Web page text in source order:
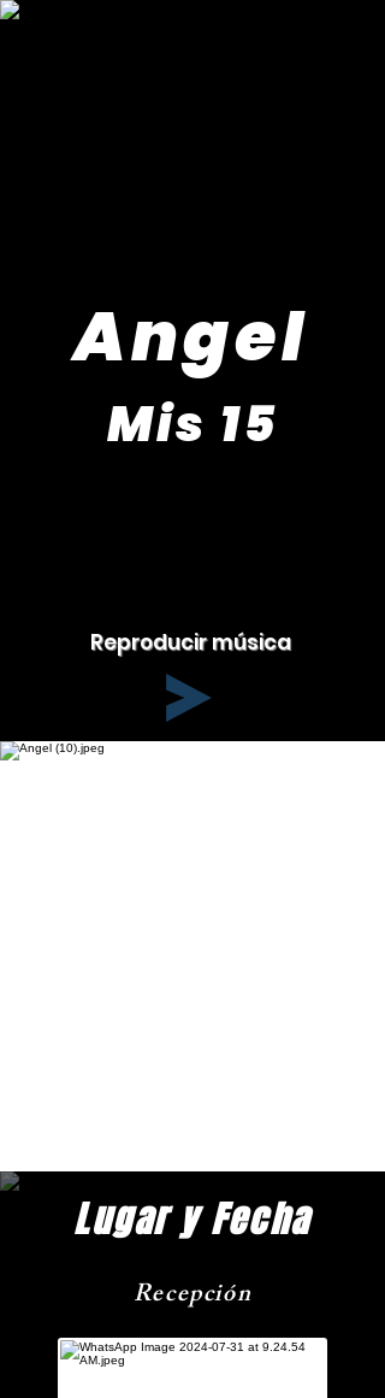
Angel
Mis 15
Reproducir música
Lugar y Fecha
Recepción